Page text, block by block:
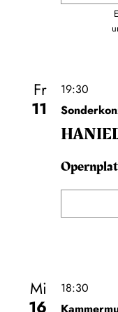
Fr
11
19:30
Mi
16
18:30